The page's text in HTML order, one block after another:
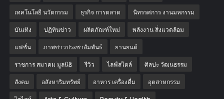
เทคโนโลยี นวัตกรรม ธุรกิจ การตลาด นิทรรศการ งานมหกรรม
บันเทิง ปฏิทินข่าว ผลิตภัณฑ์ใหม่ พลังงาน สิ่งแวดล้อม
แฟชั่น ภาพข่าวประชาสัมพันธ์ ‎ยานยนต์‎
ราชการ สมาคม มูลนิธิ รีวิว ไลฟ์สไตล์ ศิลปะ วัฒนธรรม
สังคม อสังหาริมทรัพย์ อาหาร เครื่องดื่ม อุตสาหกรรม